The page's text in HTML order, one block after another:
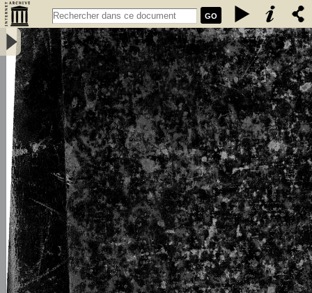
GO
L\'émigration bretonne en Armorique du Ve au VIIe siècle de notre
ère : thèse pour le doctorat - Loth, Joseph (1847-1934)